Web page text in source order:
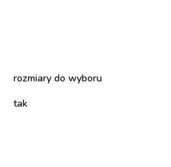
rozmiary do wyboru
tak